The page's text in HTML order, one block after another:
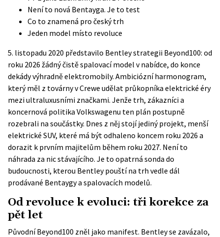
Není to nová Bentayga. Je to test
Co to znamená pro český trh
Jeden model místo revoluce
5. listopadu 2020 představilo Bentley strategii Beyond100: od
roku 2026 žádný čistě spalovací model v nabídce, do konce
dekády výhradně elektromobily. Ambiciózní harmonogram,
který měl z továrny v Crewe udělat průkopníka elektrické éry
mezi ultraluxusními značkami. Jenže trh, zákazníci a
koncernová politika Volkswagenu ten plán postupně
rozebrali na součástky. Dnes z něj stojí jediný projekt, menší
elektrické SUV, které má být odhaleno koncem roku 2026 a
dorazit k prvním majitelům během roku 2027. Není to
náhrada za nic stávajícího. Je to opatrná sonda do
budoucnosti, kterou Bentley pouští na trh vedle dál
prodávané Bentaygy a spalovacích modelů.
Od revoluce k evoluci: tři korekce za
pět let
PůvodníBeyond100 zněl jako manifest. Bentley se zavázalo,